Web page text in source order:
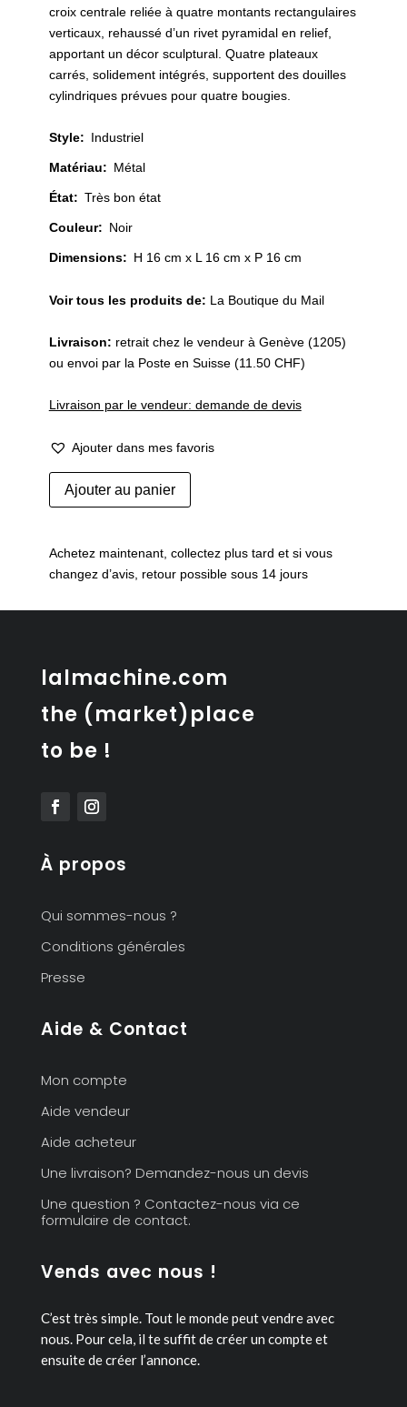
croix centrale reliée à quatre montants rectangulaires
verticaux, rehaussé d’un rivet pyramidal en relief,
apportant un décor sculptural. Quatre plateaux
carrés, solidement intégrés, supportent des douilles
cylindriques prévues pour quatre bougies.
Style: Industriel
Matériau: Métal
État: Très bon état
Couleur: Noir
Dimensions: H 16 cm x L 16 cm x P 16 cm
Voir tous les produits de: La Boutique du Mail
Livraison: retrait chez le vendeur à Genève (1205)
ou envoi par la Poste en Suisse (11.50 CHF)
Livraison par le vendeur: demande de devis
Ajouter dans mes favoris
quantité
de
années
Ajouter au panier
Achetez maintenant, collectez plus tard et si vous
changez d’avis, retour possible sous 14 jours
lalmachine.com
the (market)place
to be !
À propos
Qui sommes-nous ?
Conditions générales
Presse
Aide & Contact
Mon compte
Aide vendeur
Aide acheteur
Une livraison? Demandez-nous un devis
Une question ? Contactez-nous via ce
formulaire de contact.
Vends avec nous !
C’est très simple. Tout le monde peut vendre avec
nous. Pour cela, il te suffit de créer un compte et
ensuite de créer l’annonce.